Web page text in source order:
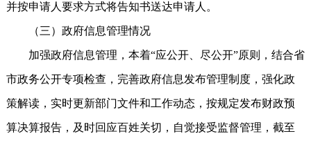
并按申请人要求方式将告知书送达申请人。
（三）政府信息管理情况
加强政府信息管理，本着“应公开、尽公开”原则，结合省
市政务公开专项检查，完善政府信息发布管理制度，强化政
策解读，实时更新部门文件和工作动态，按规定发布财政预
算决算报告，及时回应百姓关切，自觉接受监督管理，截至